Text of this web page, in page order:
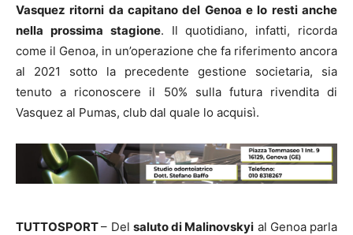
Vasquez ritorni da capitano del Genoa e lo resti anche
nella prossima stagione. Il quotidiano, infatti, ricorda
come il Genoa, in un’operazione che fa riferimento ancora
al 2021 sotto la precedente gestione societaria, sia
tenuto a riconoscere il 50% sulla futura rivendita di
Vasquez al Pumas, club dal quale lo acquisì.
TUTTOSPORT– Del saluto di Malinovskyi al Genoa parla